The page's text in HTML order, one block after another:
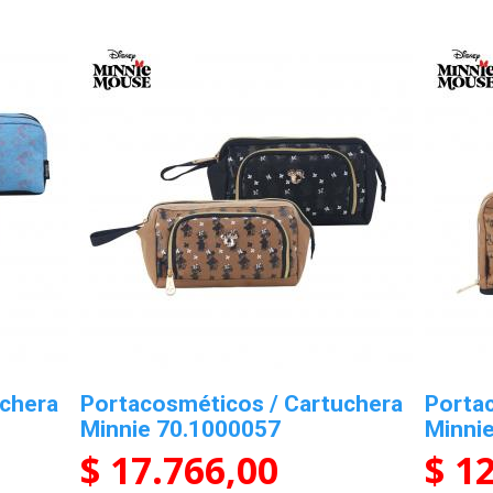
Portacosméticos / Cartuchera
Minnie 70.1000057
$ 17.766,00 $